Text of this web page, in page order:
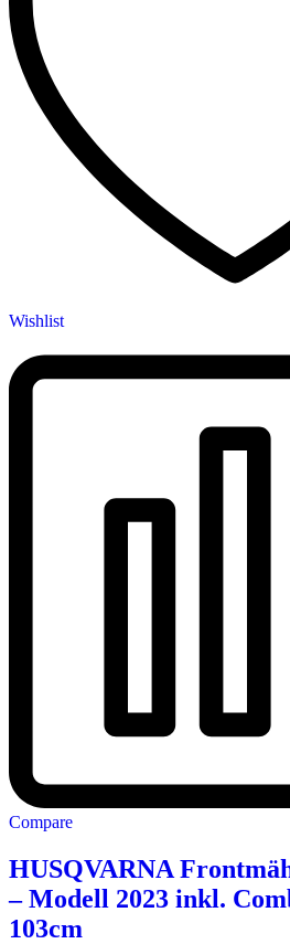
Wishlist
Compare
HUSQVARNA
– Modell 2023 inkl.
103cm